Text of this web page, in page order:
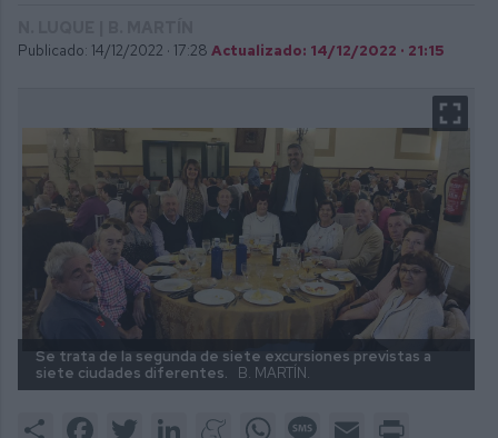
Publicado: 14/12/2022 · 17:28 Actualizado: 14/12/2022 · 21:15
Se trata de la segunda de siete excursiones previstas a
siete ciudades diferentes.
B. MARTÍN.
Share FacebookTwitter LinkedInMeneameWhatsAppMessage
Email